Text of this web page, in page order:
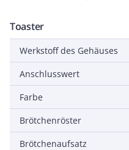
Toaster
Werkstoff des Gehäuses
Anschlusswert
Farbe
Brötchenröster
Brötchenaufsatz